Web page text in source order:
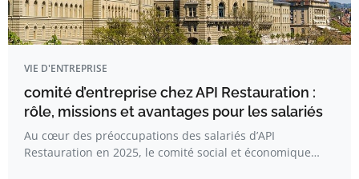
VIE D'ENTREPRISE
comité d’entreprise chez API Restauration :
rôle, missions et avantages pour les salariés
Au cœur des préoccupations des salariés d’API
Restauration en 2025, le comité social et économique…